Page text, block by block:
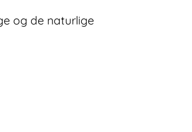
og de naturlige